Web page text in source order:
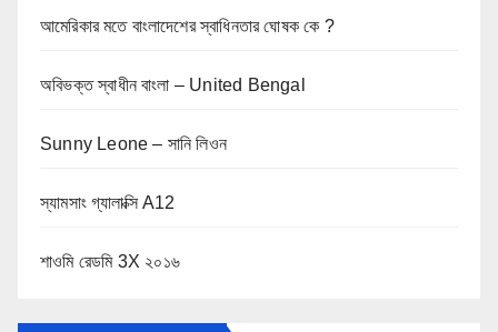
আমেরিকার মতে বাংলাদেশের স্বাধিনতার ঘোষক কে ?
অবিভক্ত স্বাধীন বাংলা – United Bengal
Sunny Leone – সানি লিওন
স্যামসাং গ্যালাক্সি A12
শাওমি রেডমি 3X ২০১৬